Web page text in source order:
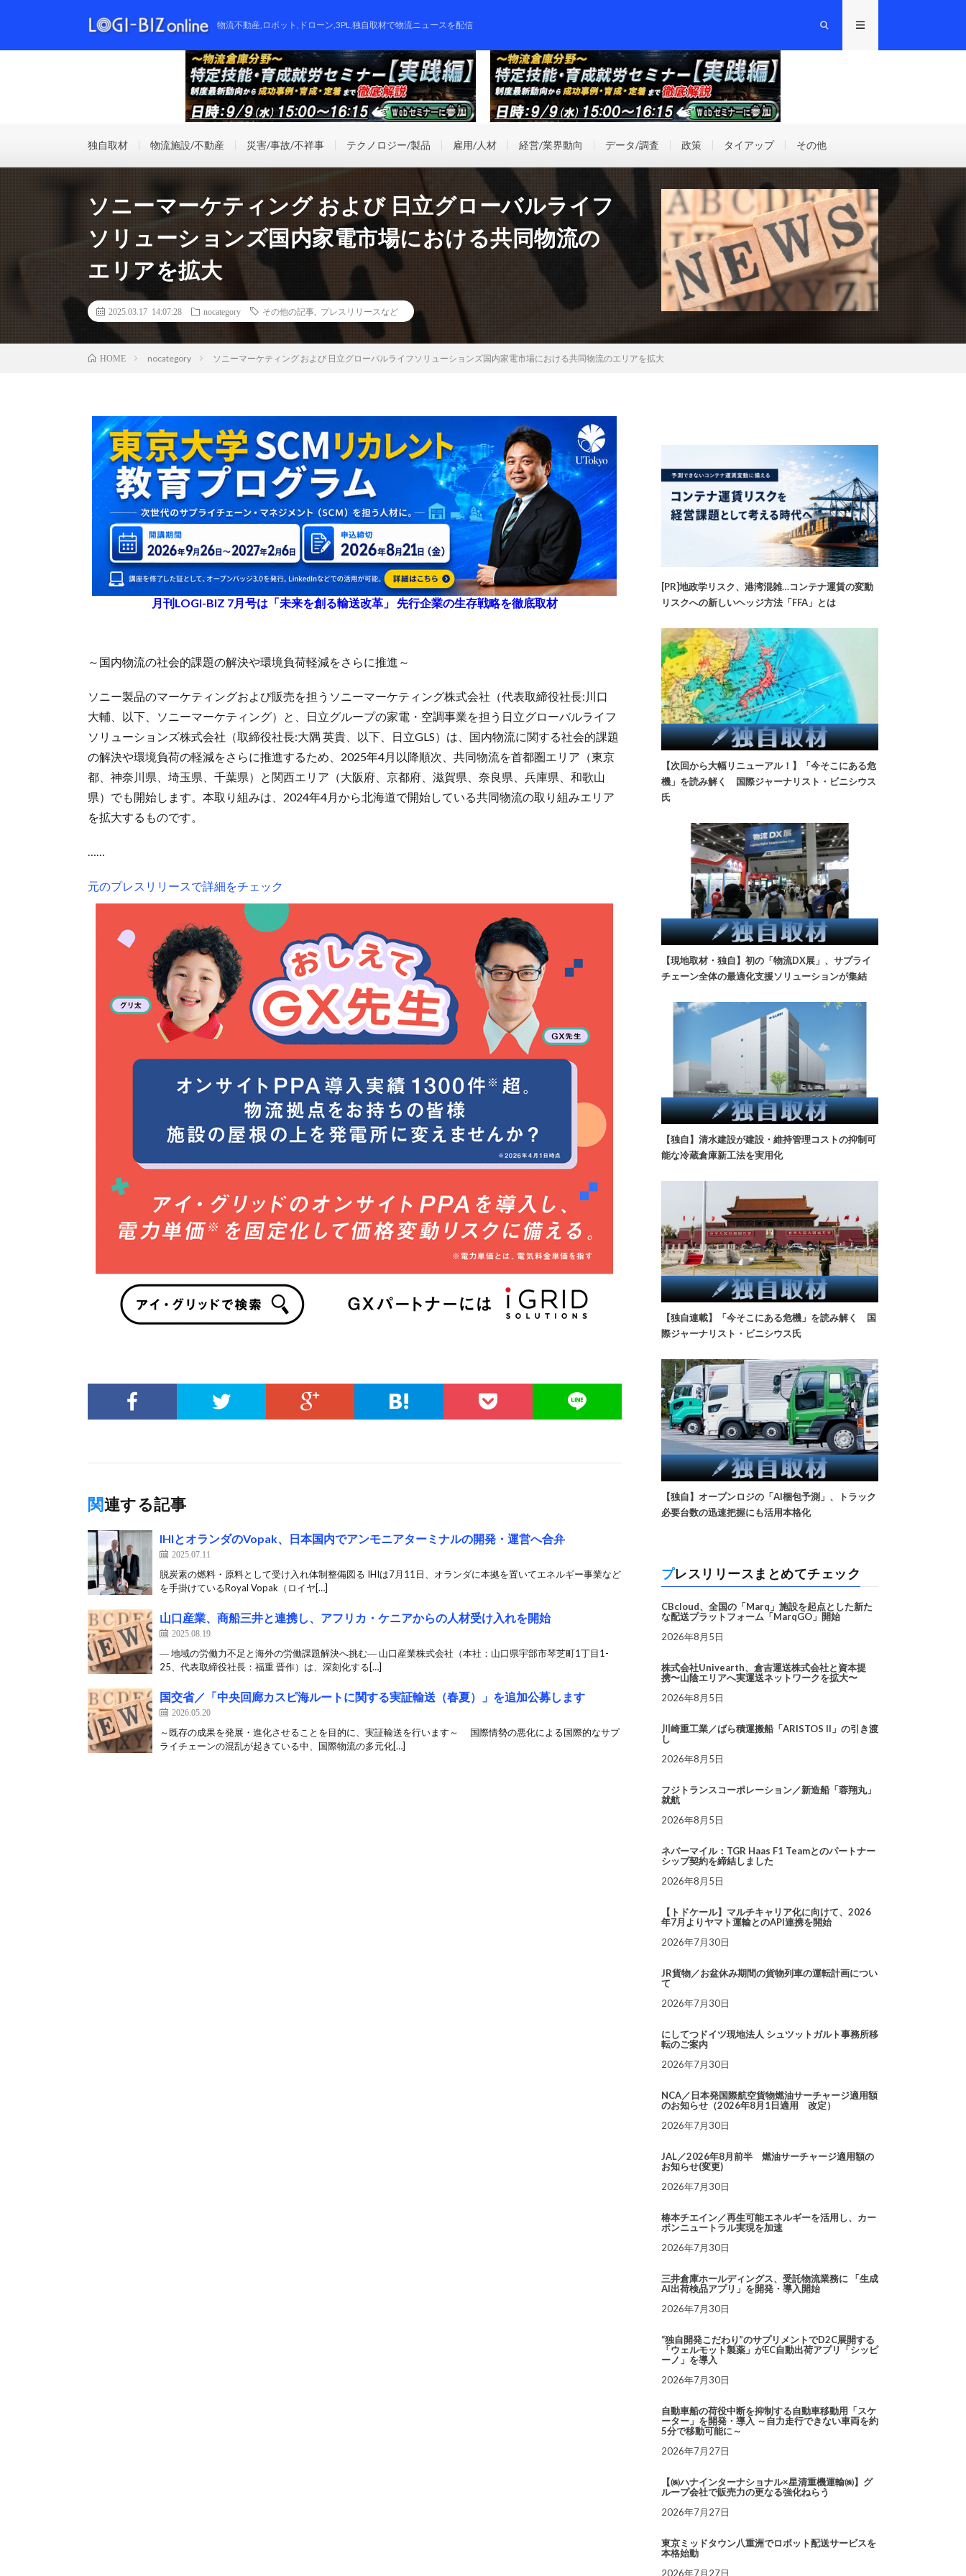
物流不動産,ロボット,ドローン,3PL,独自取材で物流ニュースを配信
独自取材 物流施設/不動産 災害/事故/不祥事 テクノロジー/製品 雇用/人材 経営/業界動向 データ/調査 政策 タイアップ その他
ソニーマーケティング および 日立グローバルライフ
ソリューションズ国内家電市場における共同物流の
エリアを拡大
2025.03.17 14:07:28 nocategory その他の記事 プレスリリースなど
HOME nocategory ソニーマーケティング および 日立グローバルライフソリューションズ国内家電市場における共同物流のエリアを拡大
月刊LOGI-BIZ 7月号は「未来を創る輸送改革」 先行企業の生存戦略を徹底取材
～国内物流の社会的課題の解決や環境負荷軽減をさらに推進～
ソニー製品のマーケティングおよび販売を担うソニーマーケティング株式会社（代表取締役社長:川口
大輔、以下、ソニーマーケティング）と、日立グループの家電・空調事業を担う日立グローバルライフ
ソリューションズ株式会社（取締役社長:大隅 英貴、以下、日立GLS）は、国内物流に関する社会的課題
の解決や環境負荷の軽減をさらに推進するため、2025年4月以降順次、共同物流を首都圏エリア（東京
都、神奈川県、埼玉県、千葉県）と関西エリア（大阪府、京都府、滋賀県、奈良県、兵庫県、和歌山
県）でも開始します。本取り組みは、2024年4月から北海道で開始している共同物流の取り組みエリア
を拡大するものです。
……
元のプレスリリースで詳細をチェック
関連する記事
IHIとオランダのVopak、日本国内でアンモニアターミナルの開発・運営へ合弁
2025.07.11
脱炭素の燃料・原料として受け入れ体制整備図る IHIは7月11日、オランダに本拠を置いてエネルギー事業など
を手掛けているRoyal Vopak（ロイヤ[…]
山口産業、商船三井と連携し、アフリカ・ケニアからの人材受け入れを開始
2025.08.19
― 地域の労働力不足と海外の労働課題解決へ挑む― 山口産業株式会社（本社：山口県宇部市琴芝町1丁目1-
25、代表取締役社長：福重 晋作）は、深刻化する[…]
国交省／「中央回廊カスピ海ルートに関する実証輸送（春夏）」を追加公募します
2026.05.20
～既存の成果を発展・進化させることを目的に、実証輸送を行います～ 国際情勢の悪化による国際的なサプ
ライチェーンの混乱が起きている中、国際物流の多元化[…]
[PR]地政学リスク、港湾混雑…コンテナ運賃の変動
リスクへの新しいヘッジ方法「FFA」とは
【次回から大幅リニューアル！】「今そこにある危
機」を読み解く 国際ジャーナリスト・ビニシウス
氏
【現地取材・独自】初の「物流DX展」、サプライ
チェーン全体の最適化支援ソリューションが集結
【独自】清水建設が建設・維持管理コストの抑制可
能な冷蔵倉庫新工法を実用化
【独自連載】「今そこにある危機」を読み解く 国
際ジャーナリスト・ビニシウス氏
【独自】オープンロジの「AI梱包予測」、トラック
必要台数の迅速把握にも活用本格化
プレスリリースまとめてチェック
CBcloud、全国の「Marq」施設を起点とした新た
な配送プラットフォーム「MarqGO」開始
2026年8月5日
株式会社Univearth、倉吉運送株式会社と資本提
携〜山陰エリアへ実運送ネットワークを拡大〜
2026年8月5日
川崎重工業／ばら積運搬船「ARISTOS II」の引き渡
し
2026年8月5日
フジトランスコーポレーション／新造船「蓉翔丸」
就航
2026年8月5日
ネバーマイル：TGR Haas F1 Teamとのパートナー
シップ契約を締結しました
2026年8月5日
【トドケール】マルチキャリア化に向けて、2026
年7月よりヤマト運輸とのAPI連携を開始
2026年7月30日
JR貨物／お盆休み期間の貨物列車の運転計画につい
て
2026年7月30日
にしてつドイツ現地法人 シュツットガルト事務所移
転のご案内
2026年7月30日
NCA／日本発国際航空貨物燃油サーチャージ適用額
のお知らせ（2026年8月1日適用 改定）
2026年7月30日
JAL／2026年8月前半 燃油サーチャージ適用額の
お知らせ(変更)
2026年7月30日
椿本チエイン／再生可能エネルギーを活用し、カー
ボンニュートラル実現を加速
2026年7月30日
三井倉庫ホールディングス、受託物流業務に 「生成
AI出荷検品アプリ」を開発・導入開始
2026年7月30日
“独自開発こだわり”のサプリメントでD2C展開する
「ウェルモット製薬」がEC自動出荷アプリ「シッピ
ーノ」を導入
2026年7月30日
自動車船の荷役中断を抑制する自動車移動用「スケ
ーター」を開発・導入 ～自力走行できない車両を約
5分で移動可能に～
2026年7月27日
【㈱ハナインターナショナル×星清重機運輸㈱】グ
ループ会社で販売力の更なる強化ねらう
2026年7月27日
東京ミッドタウン八重洲でロボット配送サービスを
本格始動
2026年7月27日